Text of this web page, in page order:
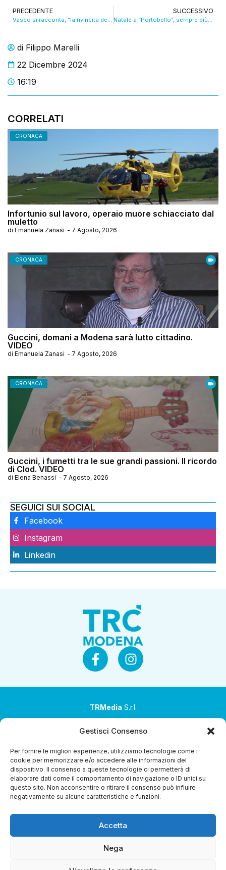
Gestisci Consenso
Per fornire le migliori esperienze, utilizziamo tecnologie come i
cookie per memorizzare e/o accedere alle informazioni del
dispositivo. Il consenso a queste tecnologie ci permetterà di
elaborare dati come il comportamento di navigazione o ID unici su
questo sito. Non acconsentire o ritirare il consenso può influire
negativamente su alcune caratteristiche e funzioni.
Accetta
Nega
di Filippo Marelli
22 Dicembre 2024
16:19
CORRELATI
CRONACA
Infortunio sul lavoro, operaio muore schiacciato dal
muletto
di Emanuela Zanasi - 7 Agosto, 2026
CRONACA
Guccini, domani a Modena sarà lutto cittadino.
VIDEO
di Emanuela Zanasi - 7 Agosto, 2026
CRONACA
Guccini, i fumetti tra le sue grandi passioni. Il ricordo
di Clod. VIDEO
di Elena Benassi - 7 Agosto, 2026
PRECEDENTE SUCCESSIVO
SEGUICI SUI SOCIAL
Facebook
Instagram
Linkedin
TRMedia S.r.l.
coordinamento da parte di Coop Alleanza 3.0 Soc. Coop.
Sede legale: via Ragazzi del ’99 nr. 51 42124 Reggio Emilia
(RE)
P.Iva 00651840365
Home i Programmi Diretta Streaming Guida TV
Chi
Gerenza